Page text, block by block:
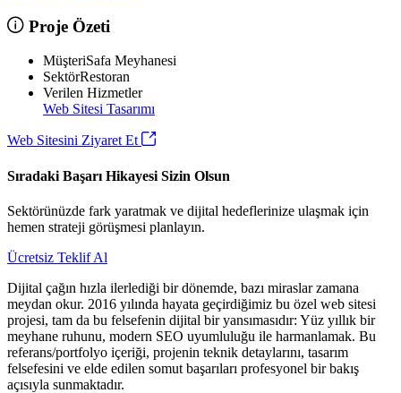
Proje Özeti
MüşteriSafa Meyhanesi
SektörRestoran
Verilen Hizmetler
Web Sitesi Tasarımı
Web Sitesini Ziyaret Et
Sıradaki Başarı Hikayesi Sizin Olsun
Sektörünüzde fark yaratmak ve dijital hedeflerinize ulaşmak için
hemen strateji görüşmesi planlayın.
Ücretsiz Teklif Al
Dijital çağın hızla ilerlediği bir dönemde, bazı miraslar zamana
meydan okur. 2016 yılında hayata geçirdiğimiz bu özel web sitesi
projesi, tam da bu felsefenin dijital bir yansımasıdır: Yüz yıllık bir
meyhane ruhunu, modern SEO uyumluluğu ile harmanlamak. Bu
referans/portfolyo içeriği, projenin teknik detaylarını, tasarım
felsefesini ve elde edilen somut başarıları profesyonel bir bakış
açısıyla sunmaktadır.